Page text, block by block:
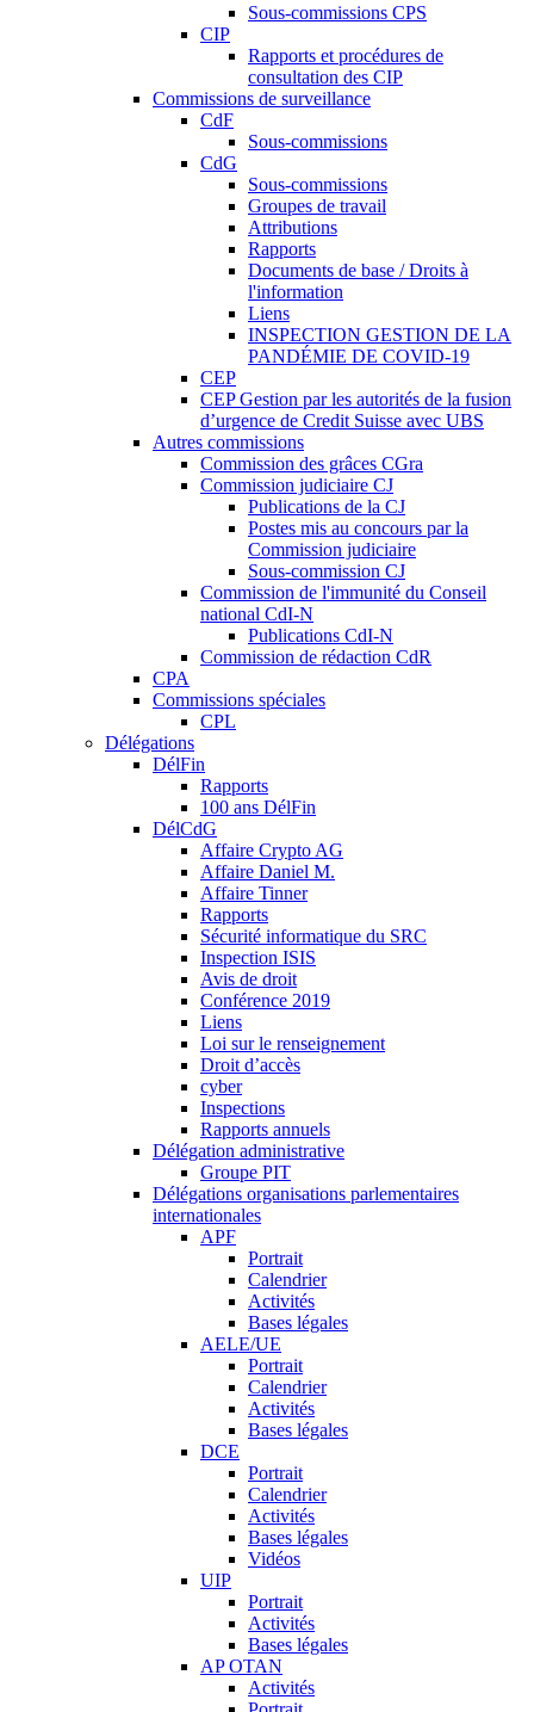
Sous-commissions CPS
CIP
Rapports et procédures de
consultation des CIP
Commissions de surveillance
CdF
Sous-commissions
CdG
Sous-commissions
Groupes de travail
Attributions
Rapports
Documents de base / Droits à
l'information
Liens
INSPECTION GESTION DE LA
PANDÉMIE DE COVID-19
CEP
CEP Gestion par les autorités de la fusion
d’urgence de Credit Suisse avec UBS
Autres commissions
Commission des grâces CGra
Commission judiciaire CJ
Publications de la CJ
Postes mis au concours par la
Commission judiciaire
Sous-commission CJ
Commission de l'immunité du Conseil
national CdI-N
Publications CdI-N
Commission de rédaction CdR
CPA
Commissions spéciales
CPL
Délégations
DélFin
Rapports
100 ans DélFin
DélCdG
Affaire Crypto AG
Affaire Daniel M.
Affaire Tinner
Rapports
Sécurité informatique du SRC
Inspection ISIS
Avis de droit
Conférence 2019
Liens
Loi sur le renseignement
Droit d’accès
cyber
Inspections
Rapports annuels
Délégation administrative
Groupe PIT
Délégations organisations parlementaires
internationales
APF
Portrait
Calendrier
Activités
Bases légales
AELE/UE
Portrait
Calendrier
Activités
Bases légales
DCE
Portrait
Calendrier
Activités
Bases légales
Vidéos
UIP
Portrait
Activités
Bases légales
AP OTAN
Activités